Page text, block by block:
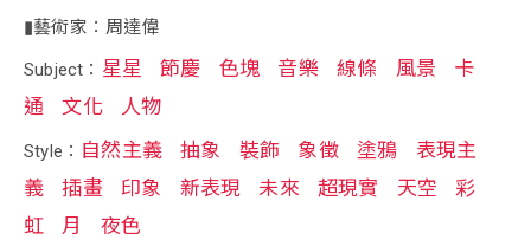
▮藝術家：周達偉
Subject： 星星 節慶 色塊 音樂 線條 風景
卡
通
文化 人物
Style： 自然主義 抽象 裝飾 象徵 塗鴉
表現主
義
插畫 印象 新表現 未來 超現實 天空
彩
虹
月 夜色